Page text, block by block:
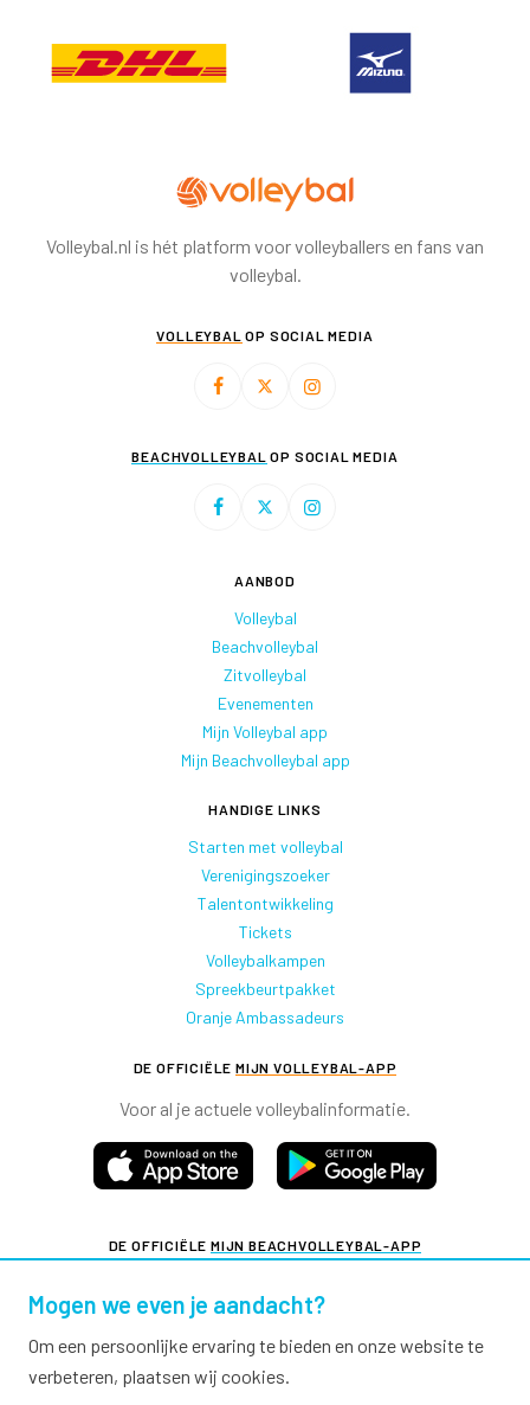
Volleybal.nl is hét platform voor volleyballers en fans van
volleybal.
VOLLEYBAL OP SOCIAL MEDIA
BEACHVOLLEYBAL OP SOCIAL MEDIA
AANBOD
Volleybal
Beachvolleybal
Zitvolleybal
Evenementen
Mijn Volleybal app
Mijn Beachvolleybal app
HANDIGE LINKS
Starten met volleybal
Verenigingszoeker
Talentontwikkeling
Tickets
Volleybalkampen
Spreekbeurtpakket
Oranje Ambassadeurs
DE OFFICIËLE MIJN VOLLEYBAL-APP
Voor al je actuele volleybalinformatie.
DE OFFICIËLE MIJN BEACHVOLLEYBAL-APP
Mogen we even je aandacht?
Om een persoonlijke ervaring te bieden en onze website te
verbeteren, plaatsen wij cookies.